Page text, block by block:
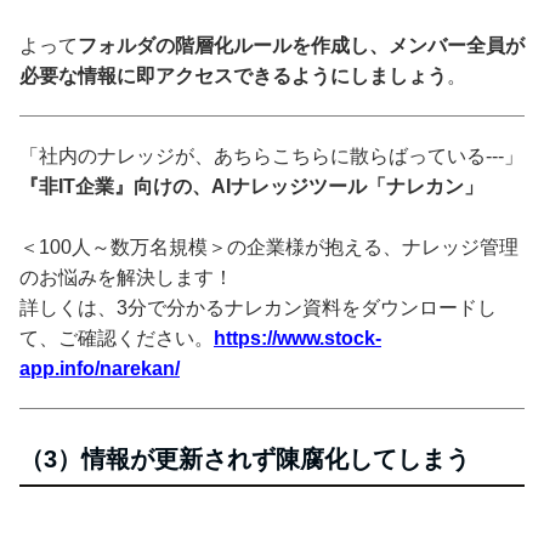
よってフォルダの階層化ルールを作成し、メンバー全員が
必要な情報に即アクセスできるようにしましょう 。
「社内のナレッジが、あちらこちらに散らばっている---」
『非IT企業』向けの、AIナレッジツール「ナレカン」
＜100人～数万名規模＞の企業様が抱える、ナレッジ管理
のお悩みを解決します！
詳しくは、3分で分かるナレカン資料をダウンロードし
て、ご確認ください。
https://www.stock-
app.info/narekan/
（3）情報が更新されず陳腐化してしまう